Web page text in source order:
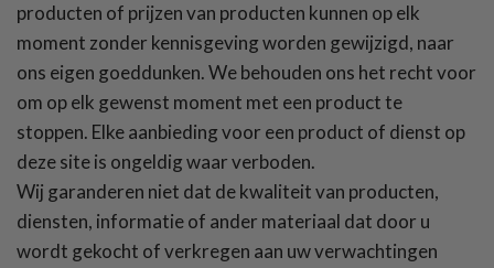
producten of prijzen van producten kunnen op elk
moment zonder kennisgeving worden gewijzigd, naar
ons eigen goeddunken. We behouden ons het recht voor
om op elk gewenst moment met een product te
stoppen. Elke aanbieding voor een product of dienst op
deze site is ongeldig waar verboden.
Wij garanderen niet dat de kwaliteit van producten,
diensten, informatie of ander materiaal dat door u
wordt gekocht of verkregen aan uw verwachtingen